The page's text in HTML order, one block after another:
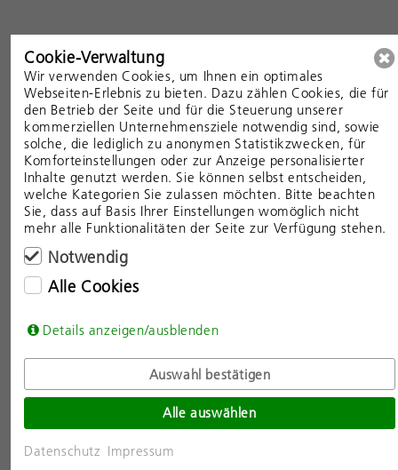
INTRAOKULARLINSEN (IOL)
Cookie-Verwaltung
Wir verwenden Cookies, um Ihnen ein optimales
Webseiten-Erlebnis zu bieten. Dazu zählen Cookies, die für
den Betrieb der Seite und für die Steuerung unserer
kommerziellen Unternehmensziele notwendig sind, sowie
solche, die lediglich zu anonymen Statistikzwecken, für
Komforteinstellungen oder zur Anzeige personalisierter
Inhalte genutzt werden. Sie können selbst entscheiden,
welche Kategorien Sie zulassen möchten. Bitte beachten
Sie, dass auf Basis Ihrer Einstellungen womöglich nicht
mehr alle Funktionalitäten der Seite zur Verfügung stehen.
Notwendig
Alle Cookies
Details anzeigen/ausblenden
Auswahl bestätigen
Alle auswählen
Datenschutz Impressum